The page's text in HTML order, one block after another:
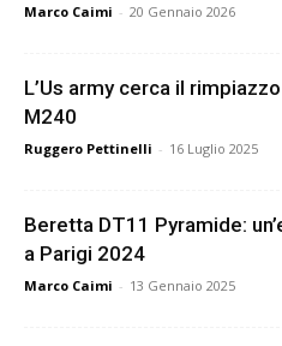
Marco Caimi - 20 Gennaio 2026
L’Us army cerca il
M240
Ruggero Pettinelli - 16 Luglio 2025
Beretta DT11 Pyramide:
a Parigi 2024
Marco Caimi - 13 Gennaio 2025